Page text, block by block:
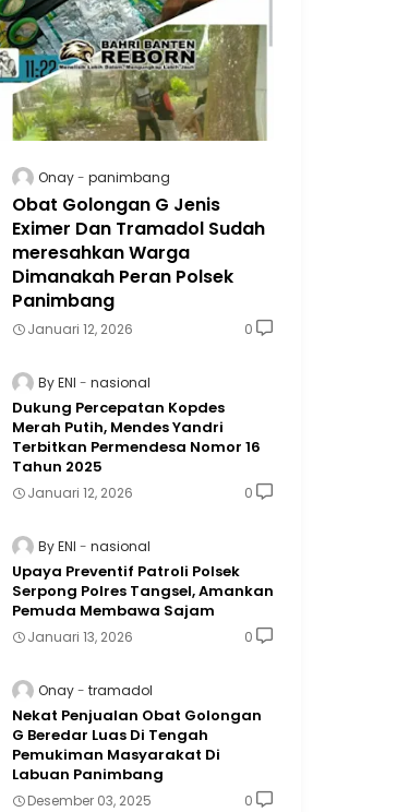
Onay panimbang
Obat Golongan G Jenis
Eximer Dan Tramadol Sudah
meresahkan Warga
Dimanakah Peran Polsek
Panimbang
Januari 12, 2026 0
By ENI nasional
Dukung Percepatan Kopdes
Merah Putih, Mendes Yandri
Terbitkan Permendesa Nomor 16
Tahun 2025
Januari 12, 2026 0
By ENI nasional
Upaya Preventif Patroli Polsek
Serpong Polres Tangsel, Amankan
Pemuda Membawa Sajam
Januari 13, 2026 0
Onay tramadol
Nekat Penjualan Obat Golongan
G Beredar Luas Di Tengah
Pemukiman Masyarakat Di
Labuan Panimbang
Desember 03, 2025 0